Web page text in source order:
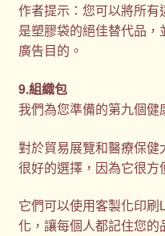
作者提示：您可以將所
是塑膠袋的絕佳替代品
廣告目的。
9.組織包
我們為您準備的第九個健
對於貿易展覽和醫療保
很好的選擇，因為它很方
它們可以使用客製化印
化，讓每個人都記住您的